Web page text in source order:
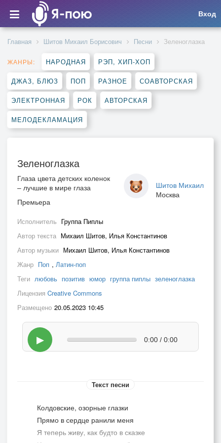
Вход
Главная Шитов Михаил Борисович Песни Зеленоглазка
ЖАНРЫ: НАРОДНАЯ РЭП, ХИП-ХОП
ДЖАЗ, БЛЮЗ ПОП РАЗНОЕ СОАВТОРСКАЯ
ЭЛЕКТРОННАЯ РОК АВТОРСКАЯ
МЕЛОДЕКЛАМАЦИЯ
Зеленоглазка
Шитов Михаил
Москва
Глаза цвета детских коленок
– лучшие в мире глаза
Премьера
Исполнитель Группа Пиплы
Автор текста Михаил Шитов, Илья Константинов
Автор музыки Михаил Шитов, Илья Константинов
Жанр Поп , Латин-поп
Теги любовь позитив юмор группа пиплы зеленоглазка
Лицензия Creative Commons
Размещено 20.05.2023 10:45
▶ 0:00 / 0:00
Текст песни
Колдовские, озорные глазки
Прямо в сердце ранили меня
Я теперь живу, как будто в сказке